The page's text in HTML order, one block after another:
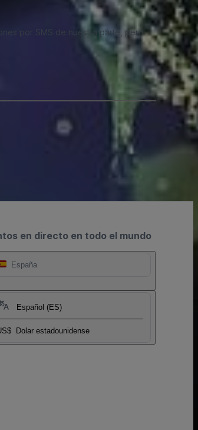
por SMS de nuestra parte, pero
en directo en todo el mundo
España
Español (ES)
Dolar estadounidense